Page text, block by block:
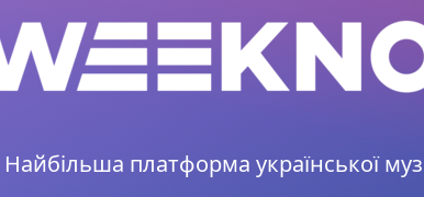
Найбільша платформа української